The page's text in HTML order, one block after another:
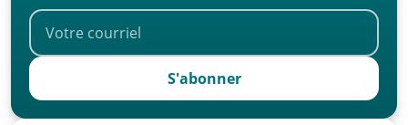
S'abonner